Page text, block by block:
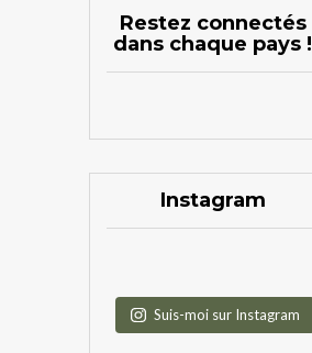
Restez connectés
dans chaque pays !
Instagram
Suis-moi sur Instagram